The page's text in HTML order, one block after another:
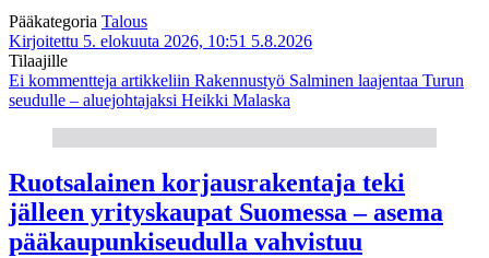
Pääkategoria Talous
Kirjoitettu 5. elokuuta 2026, 10:51 5.8.2026
Tilaajille
Ei kommentteja artikkeliin Rakennustyö Salminen laajentaa Turun
seudulle – aluejohtajaksi Heikki Malaska
Ruotsalainen korjausrakentaja teki
jälleen yrityskaupat Suomessa – asema
pääkaupunkiseudulla vahvistuu